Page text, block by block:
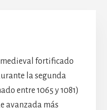
fortificado
la segunda
entre 1065 y 1081)
avanzada más